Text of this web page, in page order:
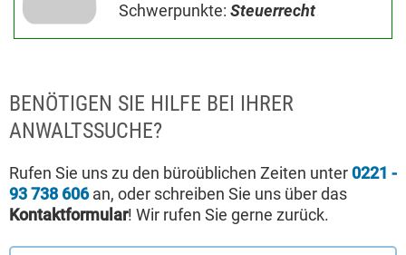
Schwerpunkte: Steuerrecht
BENÖTIGEN SIE HILFE BEI IHRER
ANWALTSSUCHE?
Rufen Sie uns zu den büroüblichen Zeiten unter 0221 -
93 738 606an, oder schreiben Sie uns über das
Kontaktformular! Wir rufen Sie gerne zurück.